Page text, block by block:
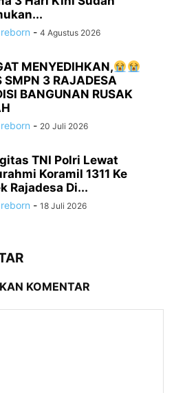
- 4 Agustus 2026
MENYEDIHKAN,
SMPN 3 RAJADESA
BANGUNAN RUSAK
- 20 Juli 2026
TNI Polri Lewat
Koramil 1311 Ke
Rajadesa Di...
- 18 Juli 2026
KOMENTAR